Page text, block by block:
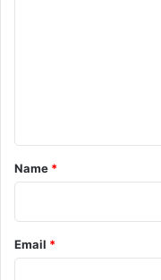
*
Name *
Email *